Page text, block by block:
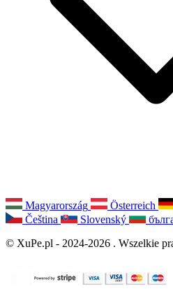
Magyarország Österreich
Čeština
Slovenský
© XuPe.pl - 2024-2026 . Wszelkie